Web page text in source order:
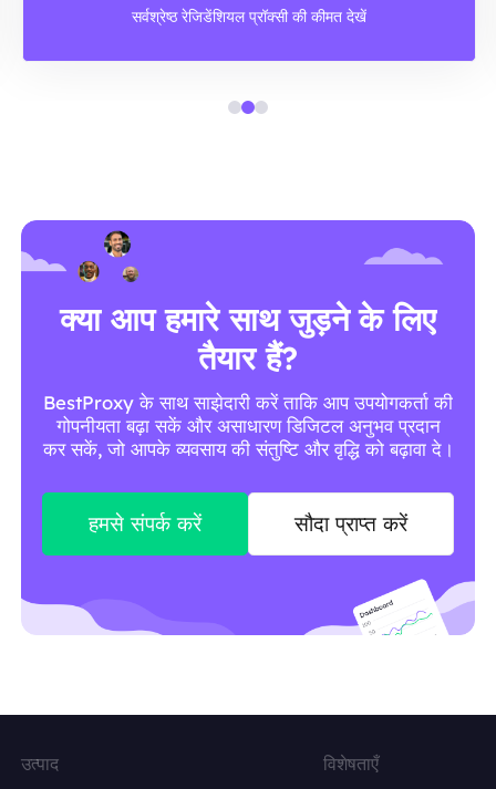
सर्वश्रेष्ठ रेजिडेंशियल प्रॉक्सी की कीमत देखें
क्या आप हमारे साथ जुड़ने के लिए
तैयार हैं?
BestProxy के साथ साझेदारी करें ताकि आप उपयोगकर्ता की
गोपनीयता बढ़ा सकें और असाधारण डिजिटल अनुभव प्रदान
कर सकें, जो आपके व्यवसाय की संतुष्टि और वृद्धि को बढ़ावा दे।
हमसे संपर्क करें सौदा प्राप्त करें
उत्पाद
विशेषताएँ